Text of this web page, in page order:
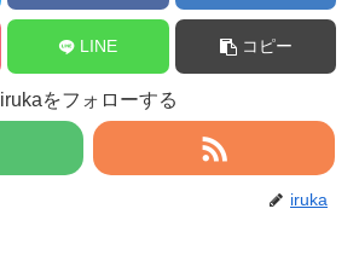
LINE コピー
irukaをフォローする
iruka